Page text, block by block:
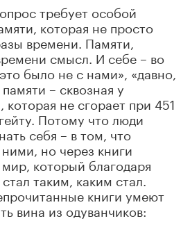
требует особой
которая не просто
времени. Памяти,
смысл. И себе – во
было не с нами», «давно,
– сквозная у
не сгорает при 451
Потому что люди
себя – в том, что
но через книги
который благодаря
таким, каким стал.
книги умеют
вина из одуванчиков: